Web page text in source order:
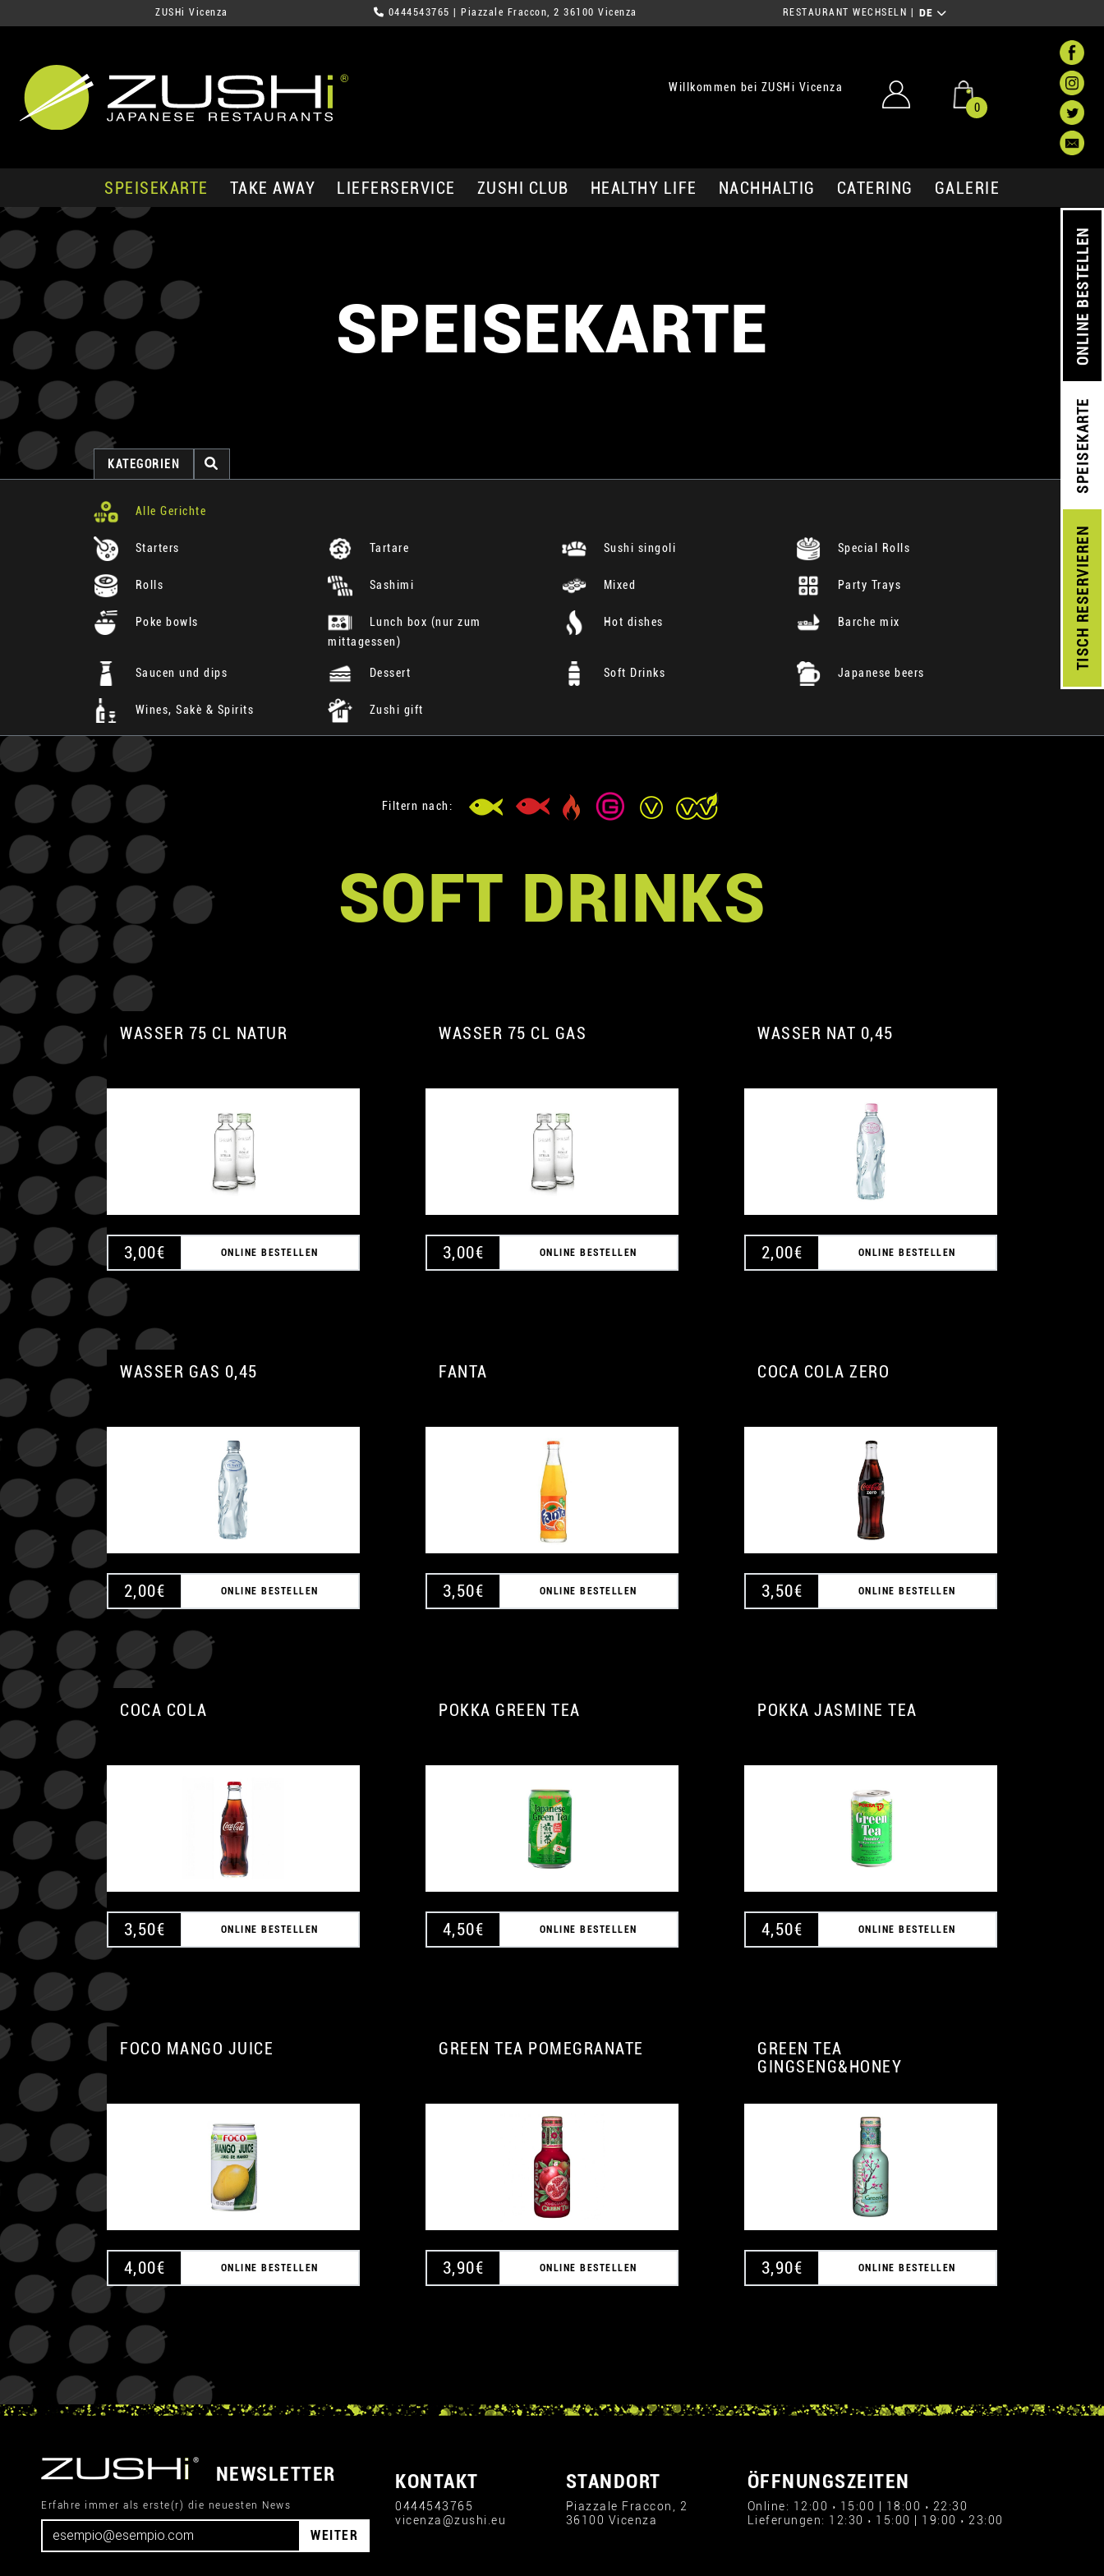
ZUSHi Vicenza 0444543765 | Piazzale Fraccon, 2 36100 Vicenza RESTAURANT WECHSELN DE
Willkommen bei ZUSHi Vicenza
0
SPEISEKARTE TAKE AWAY LIEFERSERVICE ZUSHI CLUB HEALTHY LIFE NACHHALTIG CATERING GALERIE
TISCH
RESERVIEREN
SPEISEKARTE
ONLINE BESTELLEN
SPEISEKARTE
KATEGORIEN
Alle Gerichte
Starters Tartare Sushi singoli Special Rolls
Rolls Sashimi Mixed Party Trays
Poke bowls
Lunch box (nur zum
mittagessen)
Hot dishes Barche mix
Saucen und dips Dessert Soft Drinks Japanese beers
Wines, Sakè & Spirits Zushi gift
Filtern nach:
SOFT DRINKS
WASSER 75 CL NATUR
3,00€ ONLINE BESTELLEN
WASSER 75 CL GAS
3,00€ ONLINE BESTELLEN
WASSER NAT 0,45
2,00€ ONLINE BESTELLEN
WASSER GAS 0,45
2,00€ ONLINE BESTELLEN
FANTA
3,50€ ONLINE BESTELLEN
COCA COLA ZERO
3,50€ ONLINE BESTELLEN
COCA COLA
3,50€ ONLINE BESTELLEN
POKKA GREEN TEA
4,50€ ONLINE BESTELLEN
POKKA JASMINE TEA
4,50€ ONLINE BESTELLEN
FOCO MANGO JUICE
4,00€ ONLINE BESTELLEN
GREEN TEA POMEGRANATE
3,90€ ONLINE BESTELLEN
GREEN TEA
GINGSENG&HONEY
3,90€ ONLINE BESTELLEN
NEWSLETTER
Erfahre immer als erste(r) die neuesten News
WEITER
KONTAKT
0444543765
vicenza@zushi.eu
STANDORT
Piazzale Fraccon, 2
36100 Vicenza
ÖFFNUNGSZEITEN
Online: 12:00 › 15:00 | 18:00 › 22:30
Lieferungen: 12:30 › 15:00 | 19:00 › 23:00